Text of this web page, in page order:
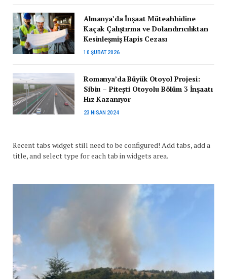
Almanya’da İnşaat Müteahhidine
Kaçak Çalıştırma ve Dolandırıcılıktan
Kesinleşmiş Hapis Cezası
10 ŞUBAT 2026
Romanya’da Büyük Otoyol Projesi:
Sibiu – Pitești Otoyolu Bölüm 3 İnşaatı
Hız Kazanıyor
23 NISAN 2024
Recent tabs widget still need to be configured! Add tabs, add a
title, and select type for each tab in widgets area.